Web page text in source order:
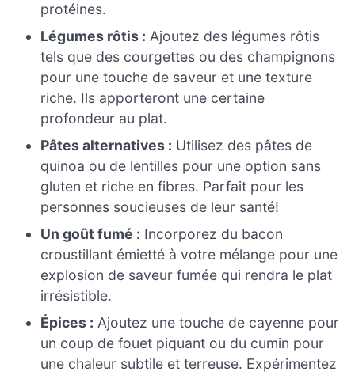
protéines.
Légumes rôtis : Ajoutez des légumes rôtis
tels que des courgettes ou des champignons
pour une touche de saveur et une texture
riche. Ils apporteront une certaine
profondeur au plat.
Pâtes alternatives : Utilisez des pâtes de
quinoa ou de lentilles pour une option sans
gluten et riche en fibres. Parfait pour les
personnes soucieuses de leur santé!
Un goût fumé : Incorporez du bacon
croustillant émietté à votre mélange pour une
explosion de saveur fumée qui rendra le plat
irrésistible.
Épices : Ajoutez une touche de cayenne pour
un coup de fouet piquant ou du cumin pour
une chaleur subtile et terreuse. Expérimentez